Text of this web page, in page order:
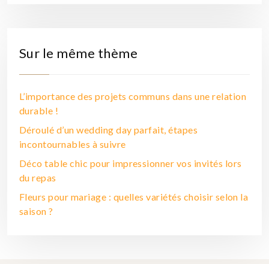
Sur le même thème
L’importance des projets communs dans une relation
durable !
Déroulé d’un wedding day parfait, étapes
incontournables à suivre
Déco table chic pour impressionner vos invités lors
du repas
Fleurs pour mariage : quelles variétés choisir selon la
saison ?